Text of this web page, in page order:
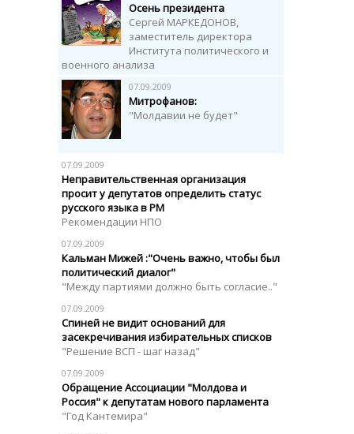
Осень президента
Сергей МАРКЕДОНОВ,
заместитель директора
Института политического и
военного анализа
07.09.2009
Митрофанов:
"Молдавии не будет"
07.09.2009
Неправительственная организация
просит у депутатов определить статус
русского языка в РМ
Рекомендации НПО
07.09.2009
Кальман Мижей :"Очень важно, чтобы был
политический диалог"
"Между партиями должно быть согласие.."
07.09.2009
Спиней не видит оснований для
засекречивания избирательных списков
"Решение ВСП - шаг назад"
07.09.2009
Обращение Ассоциации "Молдова и
Россия" к депутатам нового парламента
"Год Кантемира"